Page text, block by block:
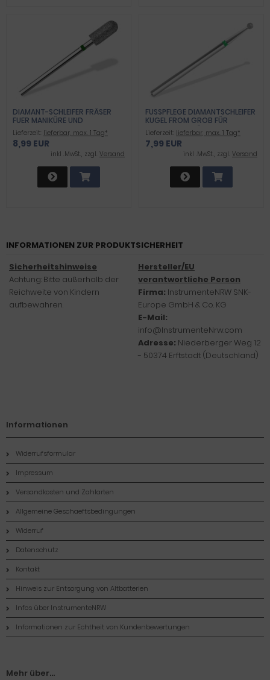
DIAMANT-SCHLEIFER FRÄSER
FUER MANIKÜRE UND
FUSSPFLEGE GROB
Lieferzeit: lieferbar, max. 1 Tag*
8,99 EUR
inkl .MwSt., zzgl. Versand
FUSSPFLEGE DIAMANTSCHLEIFER K
UGEL FROM GROB FÜR A
RBEITEN AN NÄGELN UND H
ORNHAUT
Lieferzeit: lieferbar, max. 1 Tag*
7,99 EUR
inkl .MwSt., zzgl. Versand
INFORMATIONEN ZUR PRODUKTSICHERHEIT
Sicherheitshinweise
Achtung: Bitte außerhalb der
Reichweite von Kindern
aufbewahren.
Hersteller/EU
verantwortliche Person
Firma: InstrumenteNRW SNK-
Europe GmbH & Co. KG
E-Mail:
info@InstrumenteNrw.com
Adresse: Niederberger Weg 12
- 50374 Erftstadt (Deutschland)
Informationen
Widerrufsformular
Impressum
Versandkosten und Zahlarten
Allgemeine Geschaeftsbedingungen
Widerruf
Datenschutz
Kontakt
Hinweis zur Entsorgung von Altbatterien
Infos über InstrumenteNRW
Informationen zur Echtheit von Kundenbewertungen
Mehr über...